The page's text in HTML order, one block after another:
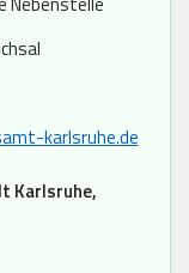
karlsruhe.de
Karlsruhe,